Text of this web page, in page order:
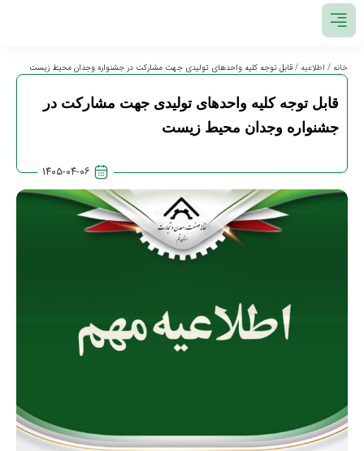
خانه / اطلاعیه / قابل توجه کلیه واحدهای تولیدی جهت مشارکت در جشنواره وجدان محیط زیست
قابل توجه کلیه واحدهای تولیدی جهت مشارکت در
جشنواره وجدان محیط زیست
۱۴۰۵-۰۴-۰۶